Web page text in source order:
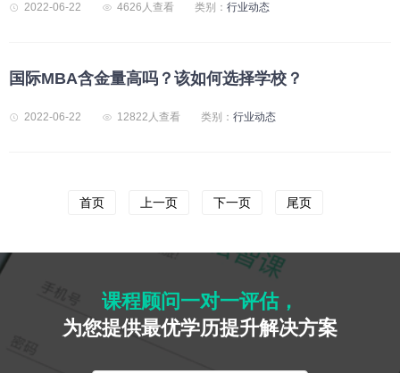
2022-06-22 4626人查看 类别： 行业动态
国际MBA含金量高吗？该如何选择学校？
2022-06-22 12822人查看 类别： 行业动态
首页 上一页 下一页 尾页
课程顾问一对一评估，
为您提供最优学历提升解决方案